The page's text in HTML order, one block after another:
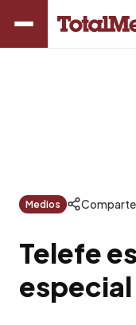
Medios
Telefe
especial